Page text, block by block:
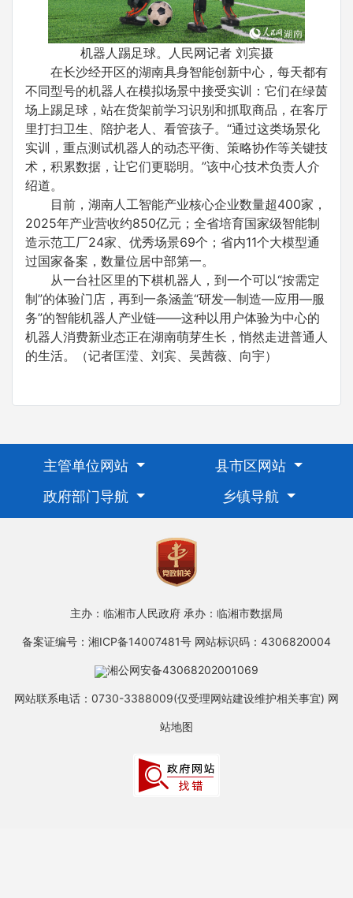
机器人踢足球。人民网记者 刘宾摄
在长沙经开区的湖南具身智能创新中心，每天都有
不同型号的机器人在模拟场景中接受实训：它们在绿茵
场上踢足球，站在货架前学习识别和抓取商品，在客厅
里打扫卫生、陪护老人、看管孩子。“通过这类场景化
实训，重点测试机器人的动态平衡、策略协作等关键技
术，积累数据，让它们更聪明。”该中心技术负责人介
绍道。
目前，湖南人工智能产业核心企业数量超400家，
2025年产业营收约850亿元；全省培育国家级智能制
造示范工厂24家、优秀场景69个；省内11个大模型通
过国家备案，数量位居中部第一。
从一台社区里的下棋机器人，到一个可以“按需定
制”的体验门店，再到一条涵盖“研发—制造—应用—服
务”的智能机器人产业链——这种以用户体验为中心的
机器人消费新业态正在湖南萌芽生长，悄然走进普通人
的生活。（记者匡滢、刘宾、吴茜薇、向宇）
主管单位网站
县市区网站
政府部门导航
乡镇导航
主办：临湘市人民政府 承办：临湘市数据局
备案证编号：湘ICP备14007481号 网站标识码：4306820004
湘公网安备43068202001069
网站联系电话：0730-3388009(仅受理网站建设维护相关事宜) 网
站地图